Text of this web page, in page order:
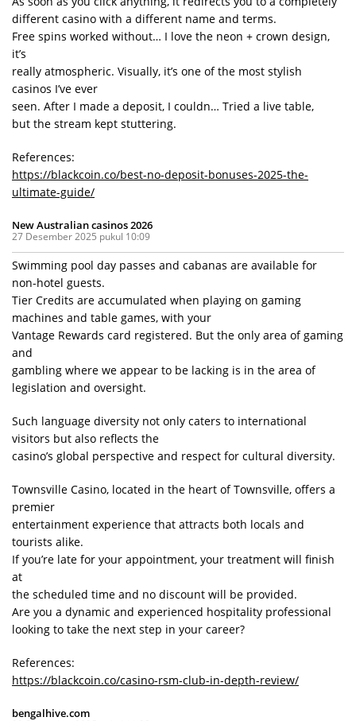
different casino with a different name and terms.
Free spins worked without… I love the neon + crown design,
it’s
really atmospheric. Visually, it’s one of the most stylish
casinos I’ve ever
seen. After I made a deposit, I couldn… Tried a live table,
but the stream kept stuttering.
References:
https://blackcoin.co/best-no-deposit-bonuses-2025-the-
ultimate-guide/
New Australian casinos 2026
27 Desember 2025 pukul 10:09
Swimming pool day passes and cabanas are available for
non-hotel guests.
Tier Credits are accumulated when playing on gaming
machines and table games, with your
Vantage Rewards card registered. But the only area of gaming
and
gambling where we appear to be lacking is in the area of
legislation and oversight.
Such language diversity not only caters to international
visitors but also reflects the
casino’s global perspective and respect for cultural diversity.
Townsville Casino, located in the heart of Townsville, offers a
premier
entertainment experience that attracts both locals and
tourists alike.
If you’re late for your appointment, your treatment will finish
at
the scheduled time and no discount will be provided.
Are you a dynamic and experienced hospitality professional
looking to take the next step in your career?
References:
https://blackcoin.co/casino-rsm-club-in-depth-review/
bengalhive.com